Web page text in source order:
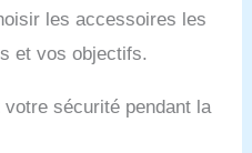
de bain 1 pièce
plat combinaison
femme maillot de
Les tailles
varier de 1 à 3
une longue durée
les accessoires les
et vos objectifs.
sécurité pendant la